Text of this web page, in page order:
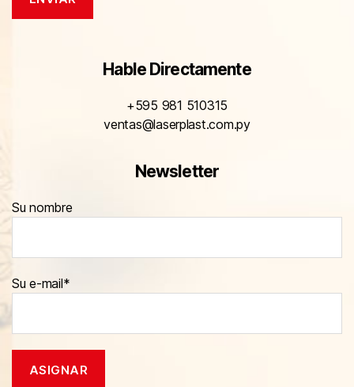
Hable Directamente
+595 981 510315
ventas@laserplast.com.py
Newsletter
Su nombre
Su e-mail*